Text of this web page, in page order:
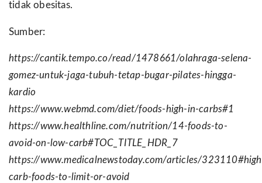
tidak obesitas.
Sumber:
https://cantik.tempo.co/read/1478661/olahraga-selena-
gomez-untuk-jaga-tubuh-tetap-bugar-pilates-hingga-
kardio
https://www.webmd.com/diet/foods-high-in-carbs#1
https://www.healthline.com/nutrition/14-foods-to-
avoid-on-low-carb#TOC_TITLE_HDR_7
https://www.medicalnewstoday.com/articles/
carb-foods-to-limit-or-avoid